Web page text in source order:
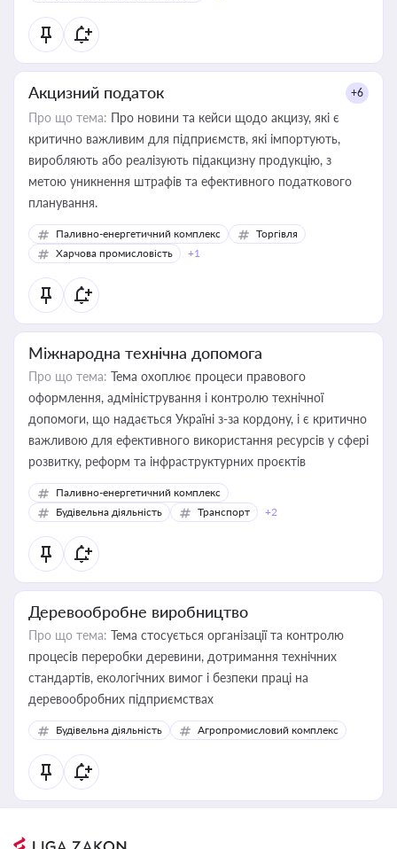
Акцизний податок +6
Про що тема: Про новини та кейси щодо акцизу, які є
критично важливим для підприємств, які імпортують,
виробляють або реалізують підакцизну продукцію, з
метою уникнення штрафів та ефективного податкового
планування.
Паливно-енергетичний комплекс
Торгівля
Харчова промисловість
+1
Міжнародна технічна допомога
Про що тема: Тема охоплює процеси правового
оформлення, адміністрування і контролю технічної
допомоги, що надається Україні з-за кордону, і є критично
важливою для ефективного використання ресурсів у сфері
розвитку, реформ та інфраструктурних проєктів
Паливно-енергетичний комплекс
Будівельна діяльність
Транспорт +2
Деревообробне виробництво
Про що тема: Тема стосується організації та контролю
процесів переробки деревини, дотримання технічних
стандартів, екологічних вимог і безпеки праці на
деревообробних підприємствах
Будівельна діяльність Агропромисловий комплекс